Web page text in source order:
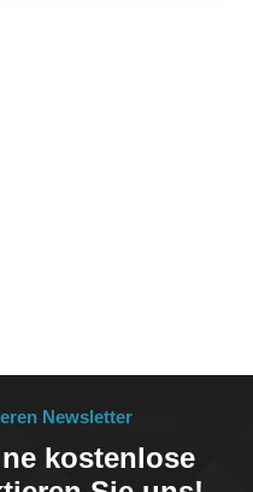
Newsletter
kostenlose